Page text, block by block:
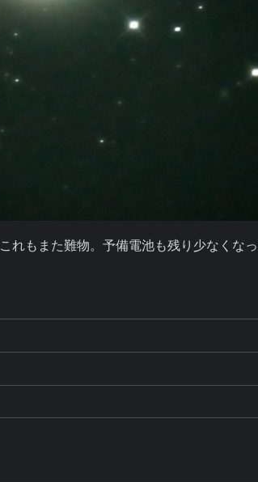
もまた難物。予備電池も残り少なくな